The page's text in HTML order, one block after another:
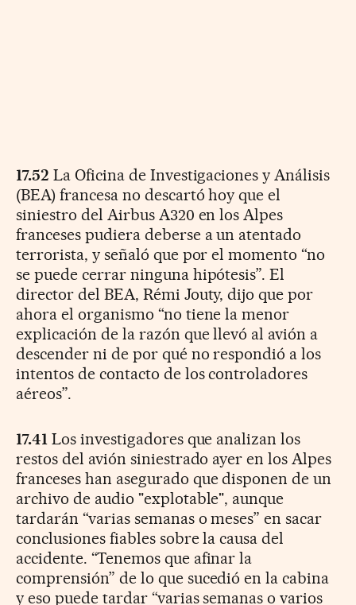
17.52 La Oficina de Investigaciones y Análisis
(BEA) francesa no descartó hoy que el
siniestro del Airbus A320 en los Alpes
franceses pudiera deberse a un atentado
terrorista, y señaló que por el momento “no
se puede cerrar ninguna hipótesis”. El
director del BEA, Rémi Jouty, dijo que por
ahora el organismo “no tiene la menor
explicación de la razón que llevó al avión a
descender ni de por qué no respondió a los
intentos de contacto de los controladores
aéreos”.
17.41 Los investigadores que analizan los
restos del avión siniestrado ayer en los Alpes
franceses han asegurado que disponen de un
archivo de audio "explotable", aunque
tardarán “varias semanas o meses” en sacar
conclusiones fiables sobre la causa del
accidente. “Tenemos que afinar la
comprensión” de lo que sucedió en la cabina
y eso puede tardar “varias semanas o varios